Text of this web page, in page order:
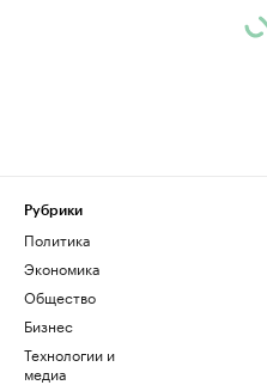
Рубрики
Политика
Экономика
Общество
Бизнес
Технологии и
медиа